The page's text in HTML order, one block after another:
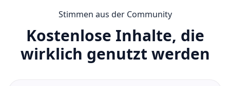
Stimmen aus der Community
Kostenlose Inhalte, die
wirklich genutzt werden